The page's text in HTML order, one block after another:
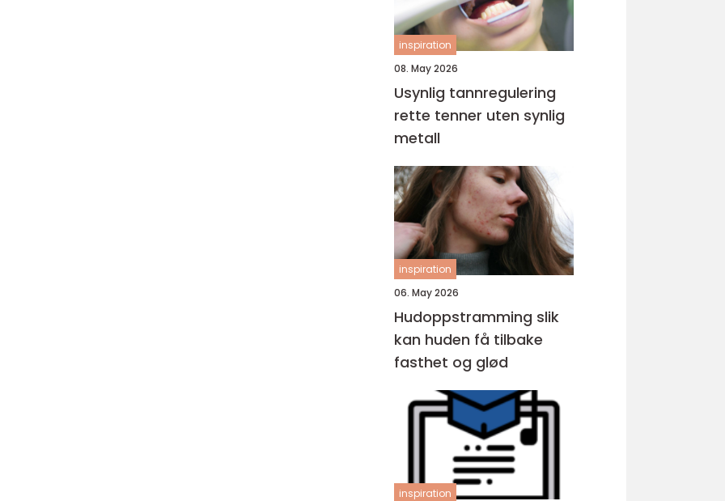
inspiration
08. May 2026
Usynlig tannregulering
rette tenner uten synlig
metall
inspiration
06. May 2026
Hudoppstramming slik
kan huden få tilbake
fasthet og glød
inspiration